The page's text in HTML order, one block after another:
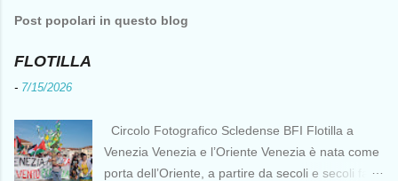
Post popolari in questo blog
FLOTILLA
- 7/15/2026
Circolo Fotografico Scledense BFI Flotilla a
Venezia Venezia e l’Oriente Venezia è nata come
porta dell’Oriente, a partire da secoli e secoli fa ai